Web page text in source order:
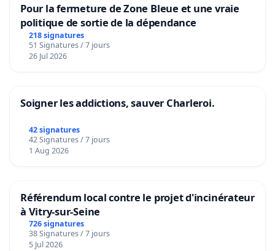
Pour la fermeture de Zone Bleue et une vraie
politique de sortie de la dépendance
218 signatures
51 Signatures / 7 jours
26 Jul 2026
Soigner les addictions, sauver Charleroi.
42 signatures
42 Signatures / 7 jours
1 Aug 2026
Référendum local contre le projet d'incinérateur
à Vitry-sur-Seine
726 signatures
38 Signatures / 7 jours
5 Jul 2026